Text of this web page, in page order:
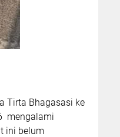
Tirta Bhagasasi ke
mengalami
ini belum